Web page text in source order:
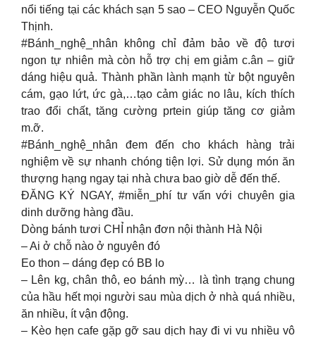
nổi tiếng tại các khách sạn 5 sao – CEO Nguyễn Quốc
Thịnh.
#Bánh_nghệ_nhân không chỉ đảm bảo về độ tươi
ngon tự nhiên mà còn hỗ trợ chị em giảm c.ân – giữ
dáng hiệu quả. Thành phần lành mạnh từ bột nguyên
cám, gạo lứt, ức gà,…tạo cảm giác no lâu, kích thích
trao đổi chất, tăng cường prtein giúp tăng cơ giảm
m.ỡ.
#Bánh_nghệ_nhân đem đến cho khách hàng trải
nghiệm về sự nhanh chóng tiện lợi. Sử dụng món ăn
thượng hạng ngay tại nhà chưa bao giờ dễ đến thế.
ĐĂNG KÝ NGAY, #miễn_phí tư vấn với chuyên gia
dinh dưỡng hàng đầu.
Dòng bánh tươi CHỈ nhận đơn nội thành Hà Nội
– Ai ở chỗ nào ở nguyên đó
Eo thon – dáng đẹp có BB lo
– Lên kg, chân thô, eo bánh mỳ… là tình trạng chung
của hầu hết mọi người sau mùa dịch ở nhà quá nhiều,
ăn nhiều, ít vận động.
– Kèo hẹn cafe gặp gỡ sau dịch hay đi vi vu nhiều vô